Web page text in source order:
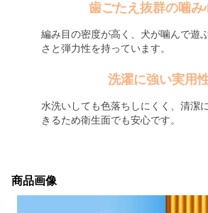
歯ごたえ抜群の噛み
編み目の密度が高く、犬が噛んで遊
さと弾力性を持っています。
洗濯に強い実用
水洗いしても色落ちしにくく、清潔
きるため衛生面でも安心です。
商品画像